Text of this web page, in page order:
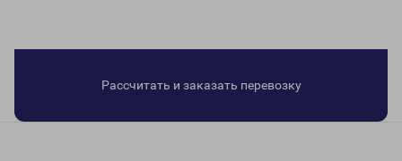
Рассчитать и заказать перевозку